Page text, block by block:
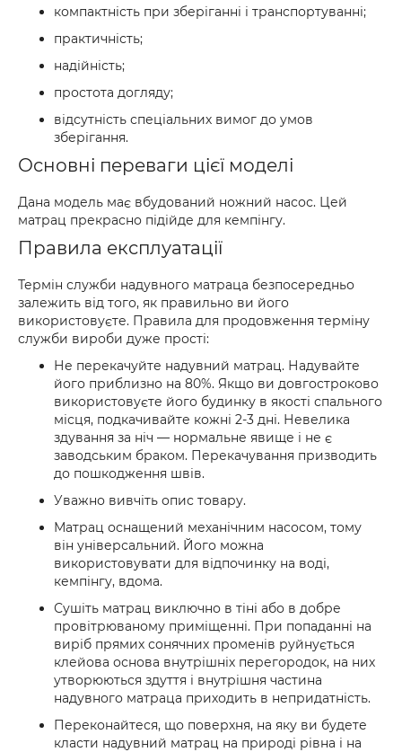
компактність при зберіганні і транспортуванні;
практичність;
надійність;
простота догляду;
відсутність спеціальних вимог до умов
зберігання.
Основні переваги цієї моделі
Дана модель має вбудований ножний насос. Цей
матрац прекрасно підійде для кемпінгу.
Правила експлуатації
Термін служби надувного матраца безпосередньо
залежить від того, як правильно ви його
використовуєте. Правила для продовження терміну
служби вироби дуже прості:
Не перекачуйте надувний матрац. Надувайте
його приблизно на 80%. Якщо ви довгостроково
використовуєте його будинку в якості спального
місця, подкачивайте кожні 2-3 дні. Невелика
здування за ніч — нормальне явище і не є
заводським браком. Перекачування призводить
до пошкодження швів.
Уважно вивчіть опис товару.
Матрац оснащений механічним насосом, тому
він універсальний. Його можна
використовувати для відпочинку на воді,
кемпінгу, вдома.
Сушіть матрац виключно в тіні або в добре
провітрюваному приміщенні. При попаданні на
виріб прямих сонячних променів руйнується
клейова основа внутрішніх перегородок, на них
утворюються здуття і внутрішня частина
надувного матраца приходить в непридатність.
Переконайтеся, що поверхня, на яку ви будете
класти надувний матрац на природі рівна і на